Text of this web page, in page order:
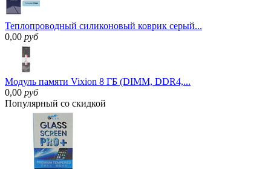
Теплопроводный силиконовый коврик серый...
0,00 руб
Модуль памяти Vixion 8 ГБ (DIMM, DDR4,...
0,00 руб
Популярный со скидкой